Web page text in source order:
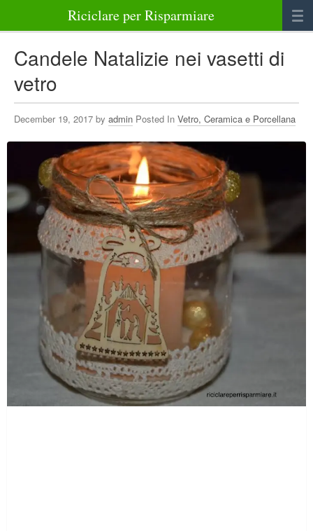
Riciclare per Risparmiare
Bellezza Benessere e Salute
Abbigliamento e Accessori
Candele Natalizie nei vasetti di
vetro
December 19, 2017 by admin Posted In Vetro, Ceramica e Porcellana